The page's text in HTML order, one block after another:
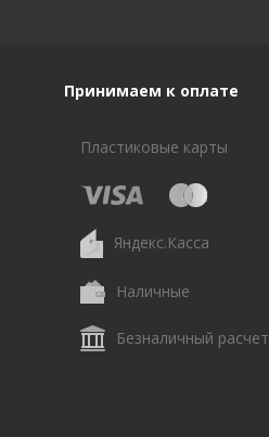
Принимаем к оплате
Пластиковые карты
Яндекс.Касса
Наличные
Безналичный расчет